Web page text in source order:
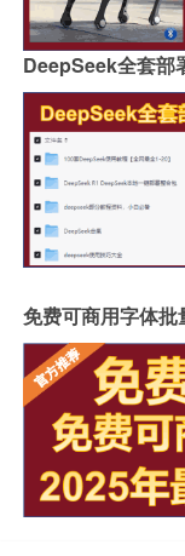
DeepSeek全套部
免费可商用字体批